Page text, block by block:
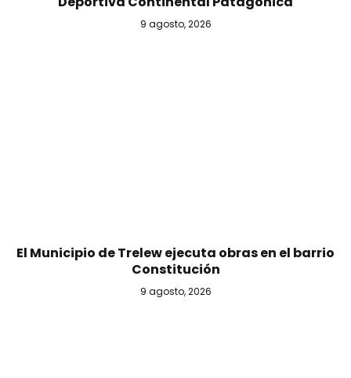
9 agosto, 2026
El Municipio de Trelew ejecuta obras en el barrio
Constitución
9 agosto, 2026